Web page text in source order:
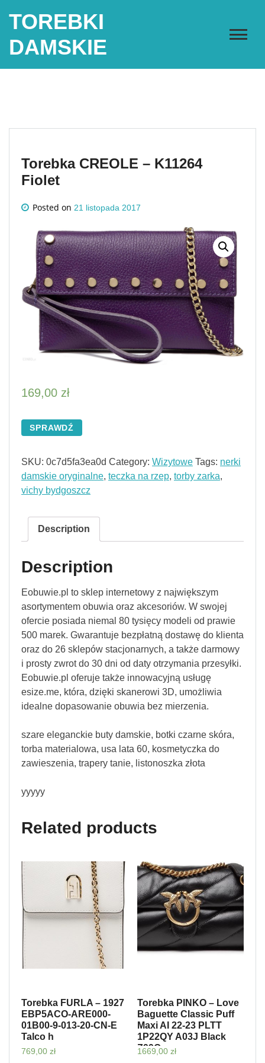
TOREBKI
DAMSKIE
Torebka CREOLE – K11264
Fiolet
Posted on 21 listopada 2017
169,00 zł
SPRAWDŹ
SKU: 0c7d5fa3ea0d Category: Wizytowe Tags: nerki
damskie oryginalne, teczka na rzep, torby zarka,
vichy bydgoszcz
Description
Description
Eobuwie.pl to sklep internetowy z największym
asortymentem obuwia oraz akcesoriów. W swojej
ofercie posiada niemal 80 tysięcy modeli od prawie
500 marek. Gwarantuje bezpłatną dostawę do klienta
oraz do 26 sklepów stacjonarnych, a także darmowy
i prosty zwrot do 30 dni od daty otrzymania przesyłki.
Eobuwie.pl oferuje także innowacyjną usługę
esize.me, która, dzięki skanerowi 3D, umożliwia
idealne dopasowanie obuwia bez mierzenia.
szare eleganckie buty damskie, botki czarne skóra,
torba materialowa, usa lata 60, kosmetyczka do
zawieszenia, trapery tanie, listonoszka złota
yyyyy
Related products
Torebka FURLA – 1927
EBP5ACO-ARE000-
01B00-9-013-20-CN-E
Talco h
769,00 zł
Torebka PINKO – Love
Baguette Classic Puff
Maxi AI 22-23 PLTT
1P22QY A03J Black
Z99Q
1669,00 zł